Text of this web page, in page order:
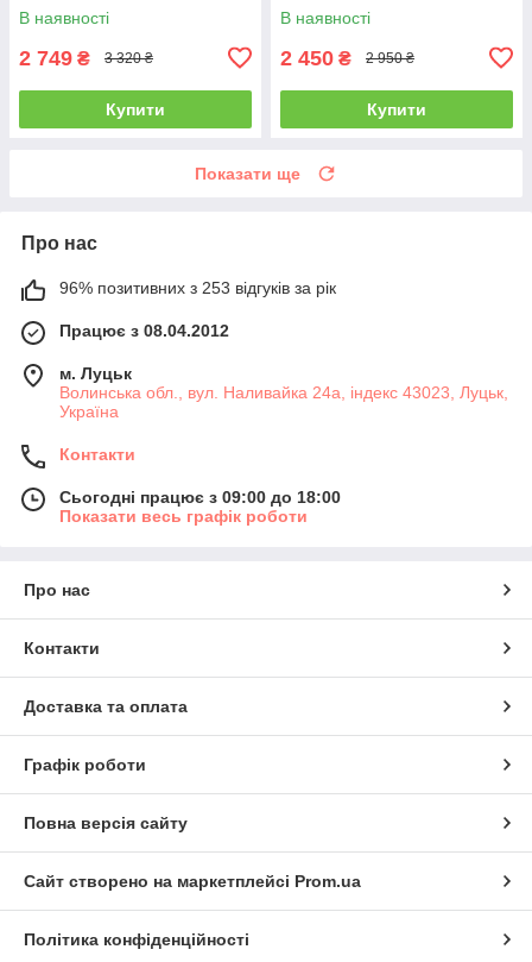
В наявності
2 749 ₴ 3 320 ₴
Купити
В наявності
2 450 ₴ 2 950 ₴
Купити
Показати ще
Про нас
96% позитивних з 253 відгуків за рік
Працює з 08.04.2012
м. Луцьк
Волинська обл., вул. Наливайка 24а, індекс 43023, Луцьк,
Україна
Контакти
Сьогодні працює з 09:00 до 18:00
Показати весь графік роботи
Про нас
Контакти
Доставка та оплата
Графік роботи
Повна версія сайту
Сайт створено на маркетплейсі Prom.ua
Політика конфіденційності